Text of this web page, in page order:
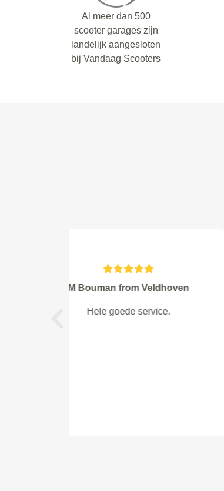
Al meer dan 500
scooter garages zijn
landelijk aangesloten
bij Vandaag Scooters
de Leeuwe from
goed werk afgeleverd,